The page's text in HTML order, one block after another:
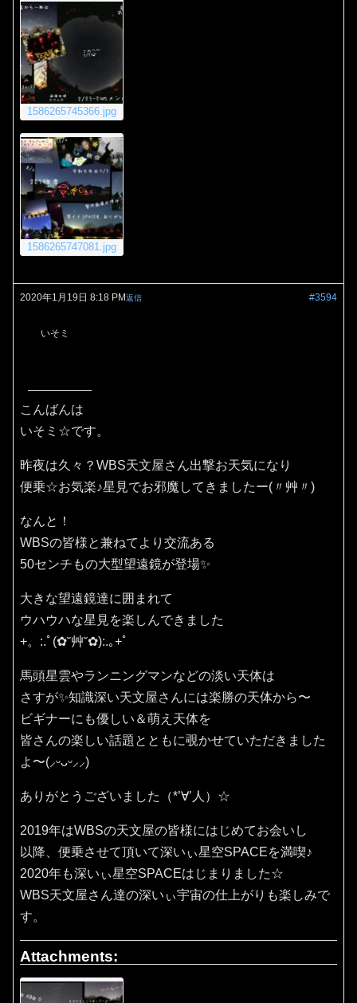
1586265745366.jpg
1586265747081.jpg
2020年1月19日 8:18 PM #3594
返信
いそミ
こんばんは
いそミ☆です。
昨夜は久々？WBS天文屋さん出撃お天気になり
便乗☆お気楽♪星見でお邪魔してきましたー(〃艸〃)
なんと！
WBSの皆様と兼ねてより交流ある
50センチもの大型望遠鏡が登場✨
大きな望遠鏡達に囲まれて
ウハウハな星見を楽しんできました
+。:.ﾟ(✿˘艸˘✿):.｡+ﾟ
馬頭星雲やランニングマンなどの淡い天体は
さすが✨知識深い天文屋さんには楽勝の天体から〜
ビギナーにも優しい＆萌え天体を
皆さんの楽しい話題とともに覗かせていただきました
よ〜(⸝ᵕᴗᵕ⸝⸝)
ありがとうございました（*’∀’人）☆
2019年はWBSの天文屋の皆様にはじめてお会いし
以降、便乗させて頂いて深いぃ星空SPACEを満喫♪
2020年も深いぃ星空SPACEはじまりました☆
WBS天文屋さん達の深いぃ宇宙の仕上がりも楽しみで
す。
Attachments: